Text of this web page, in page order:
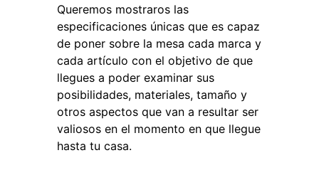
Queremos mostraros las
especificaciones únicas que es capaz
de poner sobre la mesa cada marca y
cada artículo con el objetivo de que
llegues a poder examinar sus
posibilidades, materiales, tamaño y
otros aspectos que van a resultar ser
valiosos en el momento en que llegue
hasta tu casa.